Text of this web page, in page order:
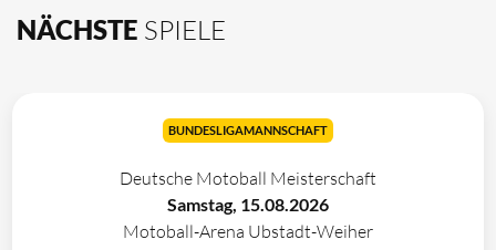
NÄCHSTE SPIELE
BUNDESLIGAMANNSCHAFT
Deutsche Motoball Meisterschaft
Samstag, 15.08.2026
Motoball-Arena Ubstadt-Weiher